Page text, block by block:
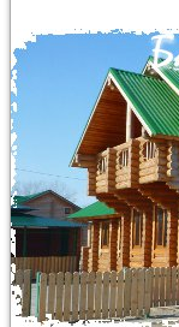
Горящие туры из